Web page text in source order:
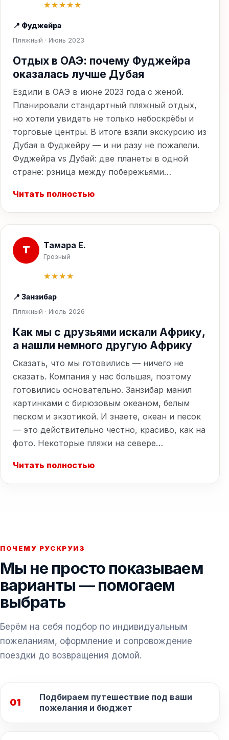
★★★★★
📍 Фуджейра
Пляжный · Июнь 2023
Отдых в ОАЭ: почему Фуджейра
оказалась лучше Дубая
Ездили в ОАЭ в июне 2023 года с женой.
Планировали стандартный пляжный отдых,
но хотели увидеть не только небоскрёбы и
торговые центры. В итоге взяли экскурсию из
Дубая в Фуджейру — и ни разу не пожалели.
Фуджейра vs Дубай: две планеты в одной
стране: рзница между побережьями…
Читать полностью
Т Тамара Е.
Грозный
★★★★
📍 Занзибар
Пляжный · Июль 2026
Как мы с друзьями искали Африку,
а нашли немного другую Африку
Сказать, что мы готовились — ничего не
сказать. Компания у нас большая, поэтому
готовились основательно. Занзибар манил
картинками с бирюзовым океаном, белым
песком и экзотикой. И знаете, океан и песок
— это действительно честно, красиво, как на
фото. Некоторые пляжи на севере…
Читать полностью
ПОЧЕМУ РУСКРУИЗ
Мы не просто показываем
варианты — помогаем
выбрать
Берём на себя подбор по индивидуальным
пожеланиям, оформление и сопровождение
поездки до возвращения домой.
01
Подбираем путешествие под ваши
пожелания и бюджет